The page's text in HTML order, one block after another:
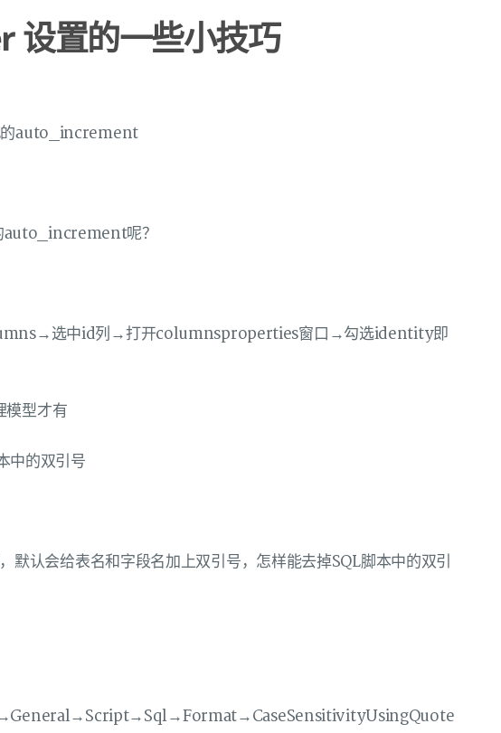
设置的一些小技巧
的auto_increment
auto_increment呢？
选中id列→打开columnsproperties窗口→勾选identity即
模型才有
中的双引号
默认会给表名和字段名加上双引号，怎样能去掉SQL脚本中的双引